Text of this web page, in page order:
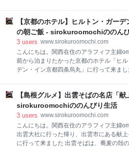
にしたのですが、結構大きい(^^ ) 食べき
心配したのですが、美味しくてペロッと食
た。 食べ進めると中からもお豆が出てきま
テルです。 今回は、新茶の季節というこ
茶のアフタヌーンティー」を頂きました。
ストラン「Grill＆DiningG」（グリル＆ダ
でいただきます。 レストランは、ホテルの
って、琵琶湖が綺麗に見えるはずだったの
の日は曇りで、イマイチな景色でした。残
セイボリー 先ずはセイボリーから頂きま
リーは、４種類。 （スイーツのスコーン
のお皿にのっていました。） 特
【京都のホテル】ヒルトン・ガー
の朝ご飯 - sirokuroomochiののん
3 users www.sirokuroomochi.com
こんにちは。関西在住のアラフィフ主婦
前から泊まりたかった京都のホテル「ヒ
デン・イン京都四条烏丸」に行って来ま
れたシンプルで落ち着いたデザインで、
過ごせました。 ホテルの様子はこちらから
www.sirokuroomochi.com 今回は、朝食の
します。 朝食は、ホテル１Fにあるダイニ
「Together＆Co」でいただきます。 朝食
料金 大人 ￥２，４００ 子供（６～１１
【島根グルメ】出雲そばの名店「
sirokuroomochiののんびり生活
3 users www.sirokuroomochi.com
こんにちは。関西在住のアラフィフ主婦
出雲大社に行った帰り、出雲市にある献
に行って来ました 出雲そばは、蕎麦の殻